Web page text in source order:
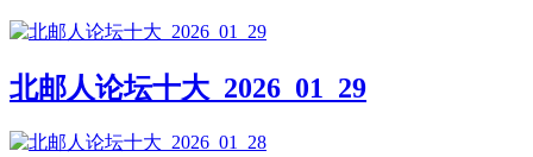
北邮人论坛十大_2026_01_29